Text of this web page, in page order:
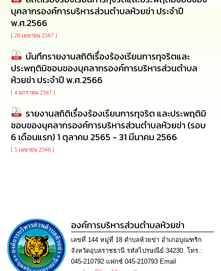
การ
เงิน
การ
คลัง
นโยบาย
No
Gift
Policy
การ
ดำเนิน
การ
เพื่อ
ป้องกัน
คุณธรรม
และ
ความ
โปร่งใส
บุคลากรองค์การบริหารส่วนตำบลห้วยข่า ประจำปี
พ.ศ.2566
[ 20 เมษายน 2567 ]
บันทึกรายงานสถิติเรื่องร้องเรียนการทุจริตและ
ประพฤติมิชอบของบุคลากรองค์การบริหารส่วนตำบล
ห้วยข่า ประจำปี พ.ศ.2566
[ 4 มกราคม 2567 ]
รายงานสถิติเรื่องร้องเรียนการทุจริต และประพฤติมิ
ชอบของบุคลากรองค์การบริหารส่วนตำบลห้วยข่า (รอบ
6 เดือนแรก) 1 ตุลาคม 2565 - 31 มีนาคม 2566
[ 5 เมษายน 2566 ]
องค์การบริหารส่วนตำบลห้วยข่า
เลขที่ 144 หมู่ที่ 18 ตำบลห้วยข่า อำเภอบุณฑริก
จังหวัดอุบลราชธานี รหัสไปรษณีย์ 34230. โทร.:
045-210792 แฟกซ์ 045-210793 Email